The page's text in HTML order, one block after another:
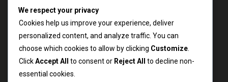
Inicio
Nosotros
Servicios
Clientes
Contáctenos
We respect your privacy
Cookies help us improve your experience, deliver
personalized content, and analyze traffic. You can
choose which cookies to allow by clicking Customize
ClickAccept All to consent or Reject All
to decline non-
essential cookies.